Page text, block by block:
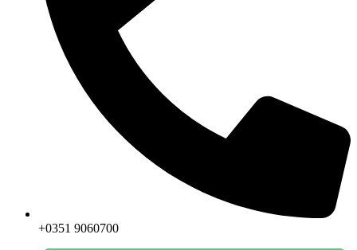
+0351 9060700